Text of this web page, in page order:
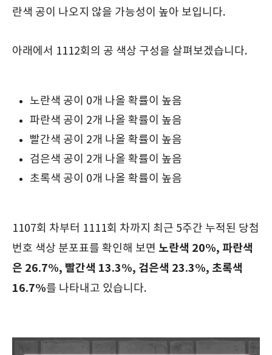
란색 공이 나오지 않을 가능성이 높아 보입니다.
아래에서 1112회의 공 색상 구성을 살펴보겠습니다.
노란색 공이 0개 나올 확률이 높음
파란색 공이 2개 나올 확률이 높음
빨간색 공이 2개 나올 확률이 높음
검은색 공이 2개 나올 확률이 높음
초록색 공이 0개 나올 확률이 높음
1107회 차부터 1111회 차까지 최근 5주간 누적된 당첨
번호 색상 분포표를 확인해 보면 노란색 20%, 파란색
은 26.7%, 빨간색 13.3%, 검은색 23.3%, 초록색
16.7%를 나타내고 있습니다.